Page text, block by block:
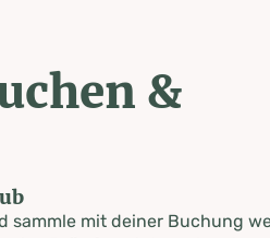
&
sammle mit deiner Buchung